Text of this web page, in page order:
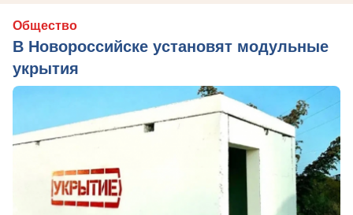
Общество
В Новороссийске установят модульные
укрытия